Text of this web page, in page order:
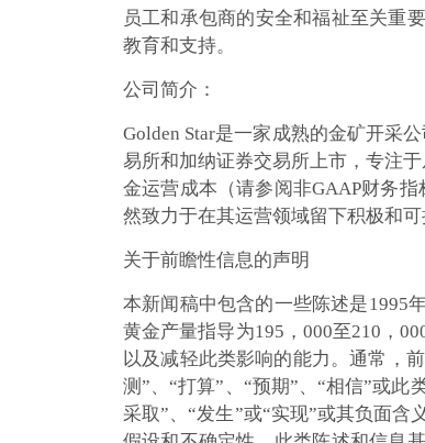
员工和承包商的安全和福祉至关重
教育和支持。
公司简介：
Golden Star是一家成熟的金矿开采
易所和加纳证券交易所上市，专注
金运营成本（请参阅非GAAP财务
然致力于在其运营领域留下积极和可
关于前瞻性信息的声明
本新闻稿中包含的一些陈述是1995
黄金产量指导为195，000至210，
以及减轻此类影响的能力。通常，
测”、“打算”、“预期”、“相信”或
采取”、“发生”或“实现”或其负面含